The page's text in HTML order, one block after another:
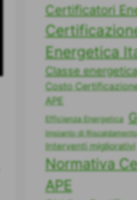
Certificatori
Energetica
Classe
Costo
APE
Efficienza Energetica
Impianto di
Interventi migliorativi
Normativa
APE